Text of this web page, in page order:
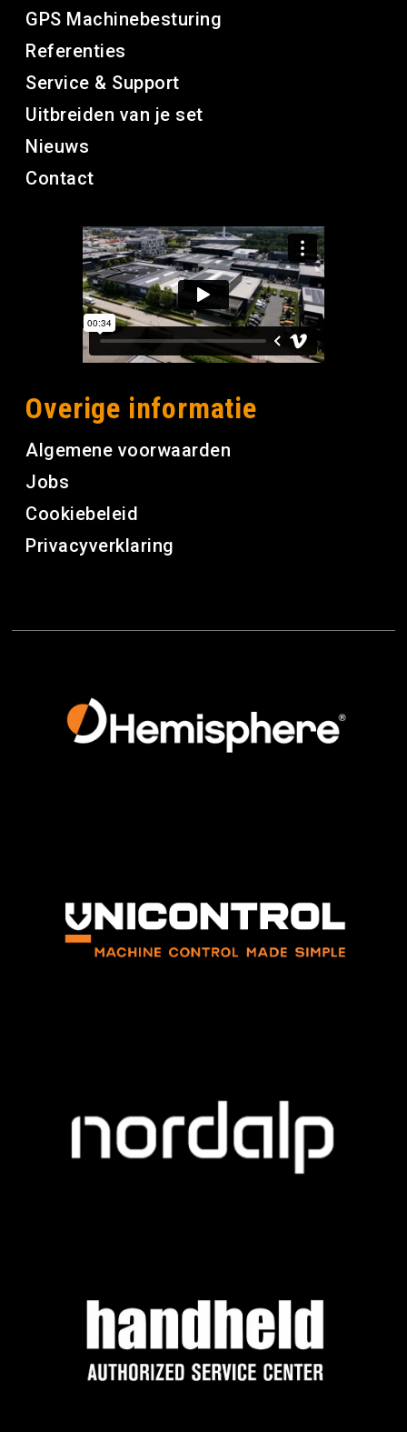
GPS Machinebesturing
Referenties
Service & Support
Uitbreiden van je set
Nieuws
Contact
Overige informatie
Algemene voorwaarden
Jobs
Cookiebeleid
Privacyverklaring